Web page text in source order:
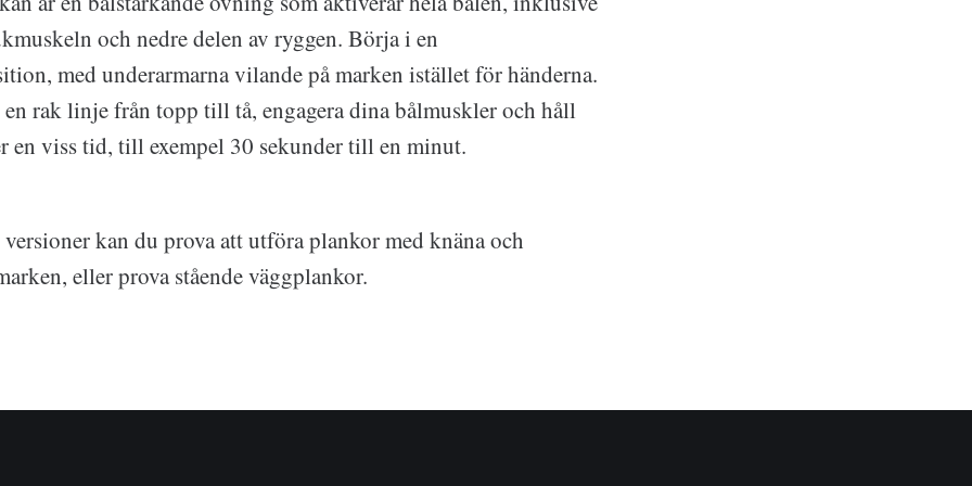
och nedre delen av ryggen. Börja i en
med underarmarna vilande på marken istället för händerna.
rak linje från topp till tå, engagera dina bålmuskler och håll
en viss tid, till exempel 30 sekunder till en minut.
kan du prova att utföra plankor med knäna och
eller prova stående väggplankor.